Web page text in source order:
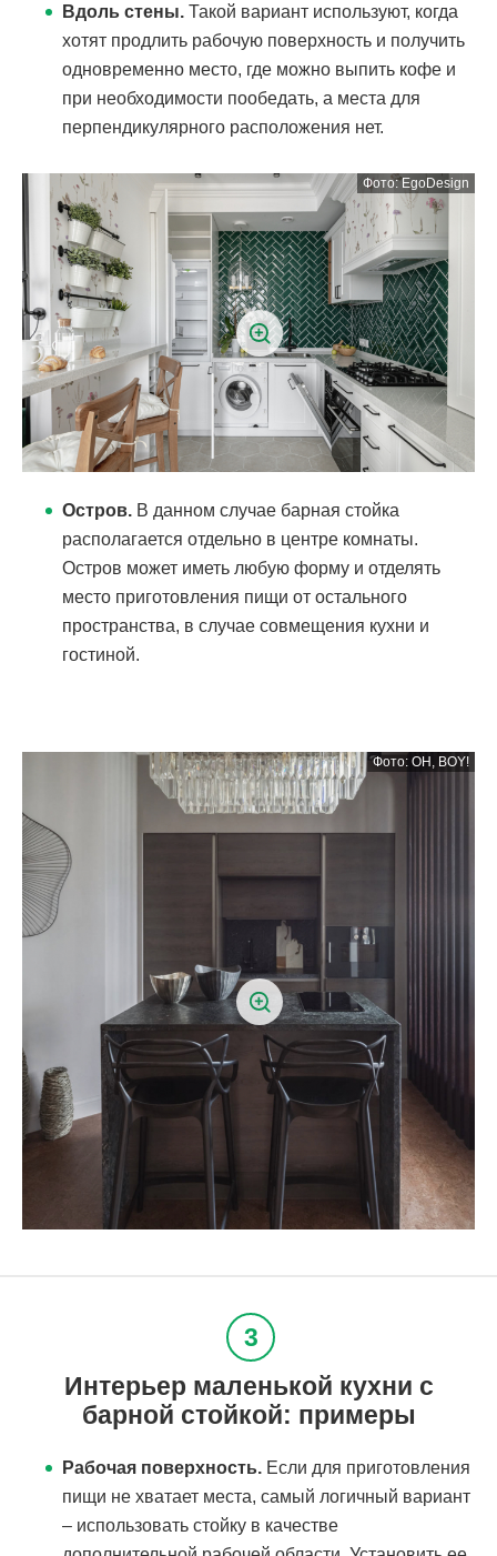
Вдоль стены. Такой вариант используют, когда
хотят продлить рабочую поверхность и получить
одновременно место, где можно выпить кофе и
при необходимости пообедать, а места для
перпендикулярного расположения нет.
Остров. В данном случае барная стойка
располагается отдельно в центре комнаты.
Остров может иметь любую форму и отделять
место приготовления пищи от остального
пространства, в случае совмещения кухни и
гостиной.
Интерьер маленькой кухни с
барной стойкой: примеры
Рабочая поверхность. Если для приготовления
пищи не хватает места, самый логичный вариант
– использовать стойку в качестве